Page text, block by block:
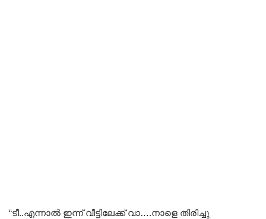
“ടീ..എന്നാൽ ഇന്ന് വീട്ടിലേക്ക് വാ….നാളെ തിരിച്ചു